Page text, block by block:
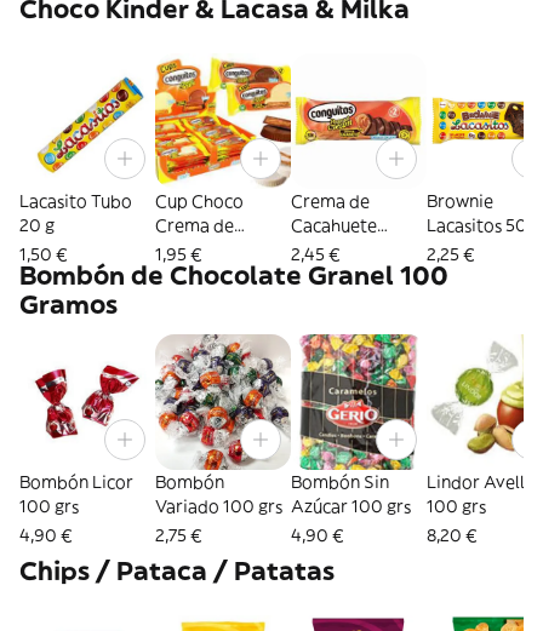
Choco Kinder & Lacasa & Milka
Lacasito Tubo
20 g
1,50 €
Cup Choco
Crema de
Cacahuetes 36
grs
1,95 €
Crema de
Cacahuete
Chocolatina 46
grs
2,45 €
Brownie
Lacasitos 50
2,25 €
Bombón de Chocolate Granel 100
Gramos
Bombón Licor
100 grs
4,90 €
Bombón
Variado 100 grs
2,75 €
Bombón Sin
Azúcar 100 grs
4,90 €
Lindor Avellana
100 grs
8,20 €
Chips / Pataca / Patatas